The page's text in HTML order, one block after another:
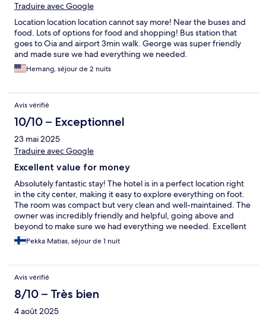
Traduire avec Google
Location location location cannot say more! Near the buses and
food. Lots of options for food and shopping! Bus station that
goes to Oia and airport 3min walk. George was super friendly
and made sure we had everything we needed.
Hemang, séjour de 2 nuits
Avis vérifié
10/10 – Exceptionnel
23 mai 2025
Traduire avec Google
Excellent value for money
Absolutely fantastic stay! The hotel is in a perfect location right
in the city center, making it easy to explore everything on foot.
The room was compact but very clean and well-maintained. The
owner was incredibly friendly and helpful, going above and
beyond to make sure we had everything we needed. Excellent
value for money – I highly recommend this hotel!
Pekka Matias, séjour de 1 nuit
Avis vérifié
8/10 – Très bien
4 août 2025